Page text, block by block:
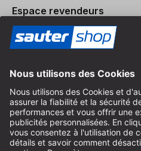
Espace revendeurs
Devenir revendeur
Mentions légales
Conditions Générales
Protection des Données